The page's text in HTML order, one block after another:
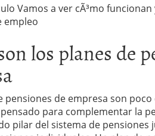
Seguros de convenio en pymes: la
descubren cuando ya es demasiado
Operar 29/06/2026
Crear empresa online vs proceso
CÃ³mo afrontar una baja mÃ©dica
26/05/2026
Vamos a ver cÃ³mo
empleo
los planes de
pensiones de empresa son
para complementar la
pilar del sistema de pensiones